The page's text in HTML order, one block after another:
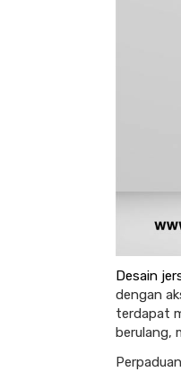
Desain
dengan
terdapat
berulang,